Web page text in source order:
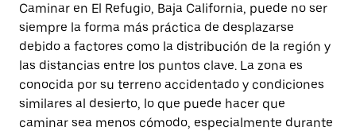
Caminar en El Refugio, Baja California, puede no ser
siempre la forma más práctica de desplazarse
debido a factores como la distribución de la región y
las distancias entre los puntos clave. La zona es
conocida por su terreno accidentado y condiciones
similares al desierto, lo que puede hacer que
caminar sea menos cómodo, especialmente durante